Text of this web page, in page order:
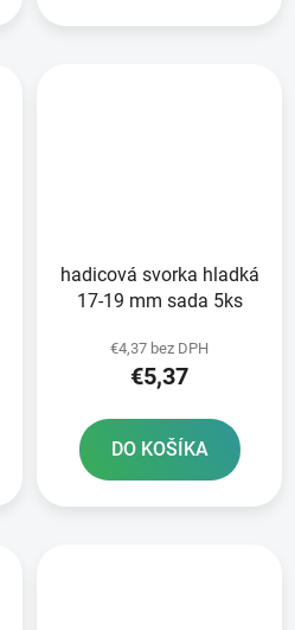
hadicová svorka hladká
17-19 mm sada 5ks
€4,37 bez DPH
€5,37
DO KOŠÍKA